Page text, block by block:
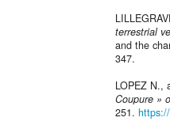
terrestrial
and the
347.
LOPEZ
Coupure »
251.